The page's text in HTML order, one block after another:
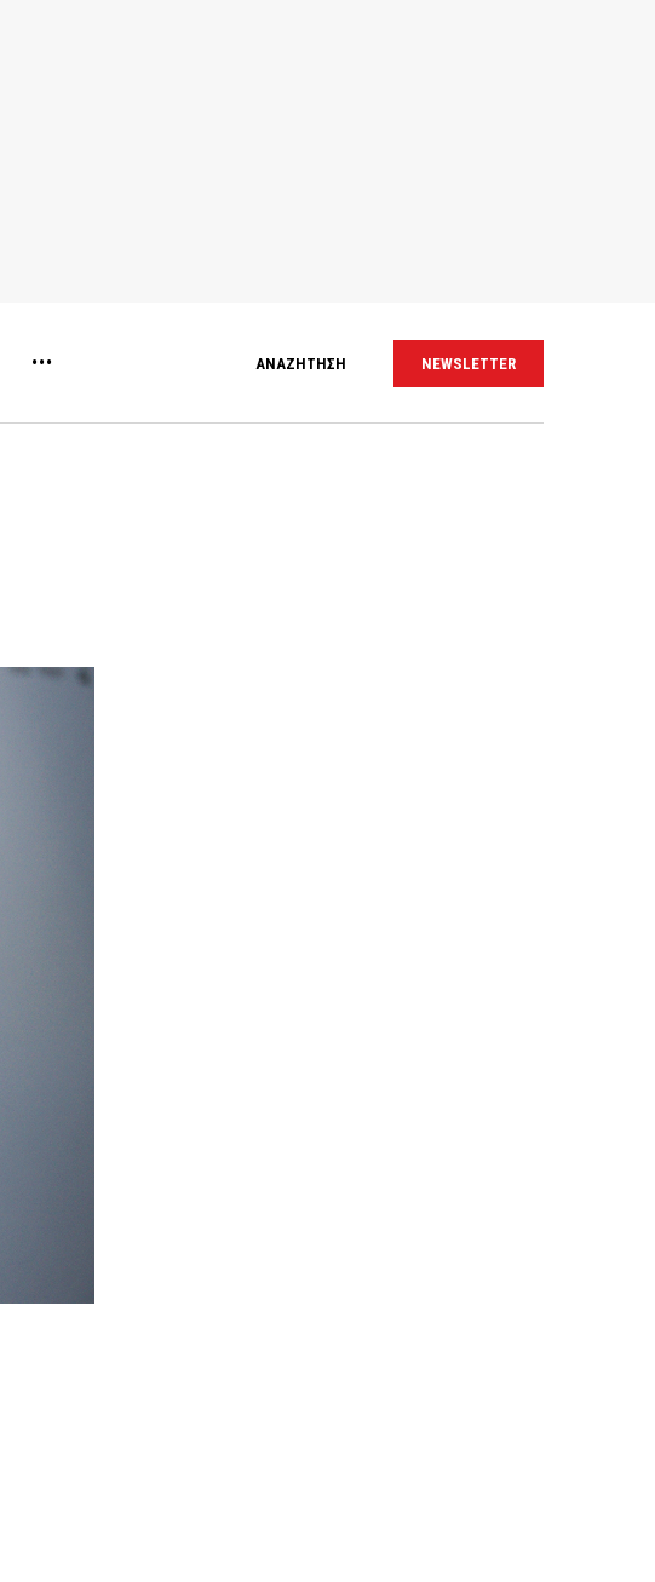
ΑΝΑΖΗΤΗΣΗ NEWSLETTER